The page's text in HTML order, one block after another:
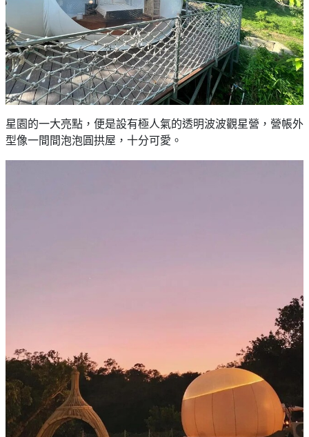
星園的一大亮點，便是設有極人氣的透明波波觀星營，營帳外
型像一間間泡泡圓拱屋，十分可愛。